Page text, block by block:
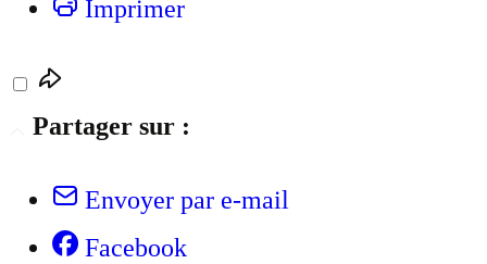
Imprimer
Partager sur :
Envoyer par e-mail
Facebook